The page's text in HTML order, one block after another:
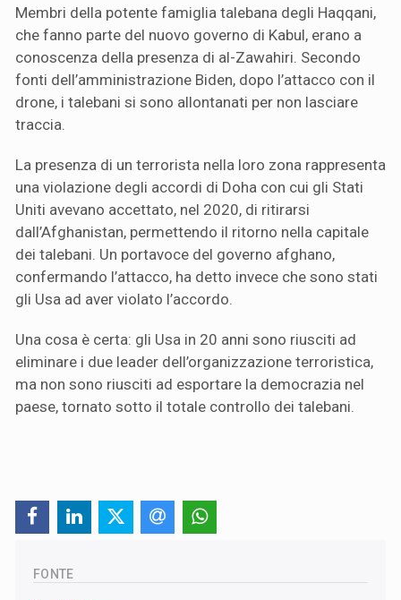
Membri della potente famiglia talebana degli Haqqani,
che fanno parte del nuovo governo di Kabul, erano a
conoscenza della presenza di al-Zawahiri. Secondo
fonti dell’amministrazione Biden, dopo l’attacco con il
drone, i talebani si sono allontanati per non lasciare
traccia.
La presenza di un terrorista nella loro zona rappresenta
una violazione degli accordi di Doha con cui gli Stati
Uniti avevano accettato, nel 2020, di ritirarsi
dall’Afghanistan, permettendo il ritorno nella capitale
dei talebani. Un portavoce del governo afghano,
confermando l’attacco, ha detto invece che sono stati
gli Usa ad aver violato l’accordo.
Una cosa è certa: gli Usa in 20 anni sono riusciti ad
eliminare i due leader dell’organizzazione terroristica,
ma non sono riusciti ad esportare la democrazia nel
paese, tornato sotto il totale controllo dei talebani.
FONTE